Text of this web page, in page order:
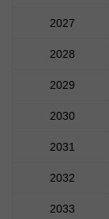
2027
2028
2029
2030
2031
2032
2033